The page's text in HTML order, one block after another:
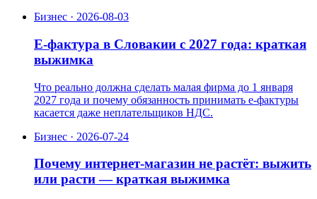
Бизнес · 2026-08-03
E-фактура в Словакии с 2027 года: краткая
выжимка
Что реально должна сделать малая фирма до 1 января
2027 года и почему обязанность принимать e-фактуры
касается даже неплательщиков НДС.
Бизнес · 2026-07-24
Почему интернет-магазин не растёт: выжить
или расти — краткая выжимка